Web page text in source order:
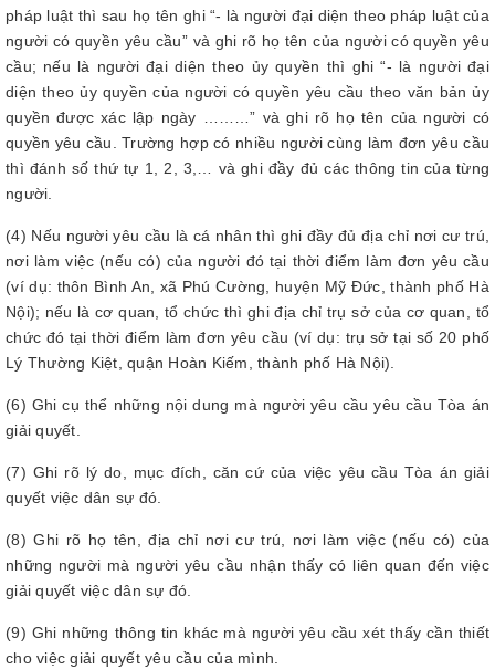
pháp luật thì sau họ tên ghi “- là người đại diện theo pháp luật của
người có quyền yêu cầu” và ghi rõ họ tên của người có quyền yêu
cầu; nếu là người đại diện theo ủy quyền thì ghi “- là người đại
diện theo ủy quyền của người có quyền yêu cầu theo văn bản ủy
quyền được xác lập ngày ………” và ghi rõ họ tên của người có
quyền yêu cầu. Trường hợp có nhiều người cùng làm đơn yêu cầu
thì đánh số thứ tự 1, 2, 3,… và ghi đầy đủ các thông tin của từng
người.
(4) Nếu người yêu cầu là cá nhân thì ghi đầy đủ địa chỉ nơi cư trú,
nơi làm việc (nếu có) của người đó tại thời điểm làm đơn yêu cầu
(ví dụ: thôn Bình An, xã Phú Cường, huyện Mỹ Đức, thành phố Hà
Nội); nếu là cơ quan, tổ chức thì ghi địa chỉ trụ sở của cơ quan, tổ
chức đó tại thời điểm làm đơn yêu cầu (ví dụ: trụ sở tại số 20 phố
Lý Thường Kiệt, quận Hoàn Kiếm, thành phố Hà Nội).
(6) Ghi cụ thể những nội dung mà người yêu cầu yêu cầu Tòa án
giải quyết.
(7) Ghi rõ lý do, mục đích, căn cứ của việc yêu cầu Tòa án giải
quyết việc dân sự đó.
(8) Ghi rõ họ tên, địa chỉ nơi cư trú, nơi làm việc (nếu có) của
những người mà người yêu cầu nhận thấy có liên quan đến việc
giải quyết việc dân sự đó.
(9) Ghi những thông tin khác mà người yêu cầu xét thấy cần thiết
cho việc giải quyết yêu cầu của mình.